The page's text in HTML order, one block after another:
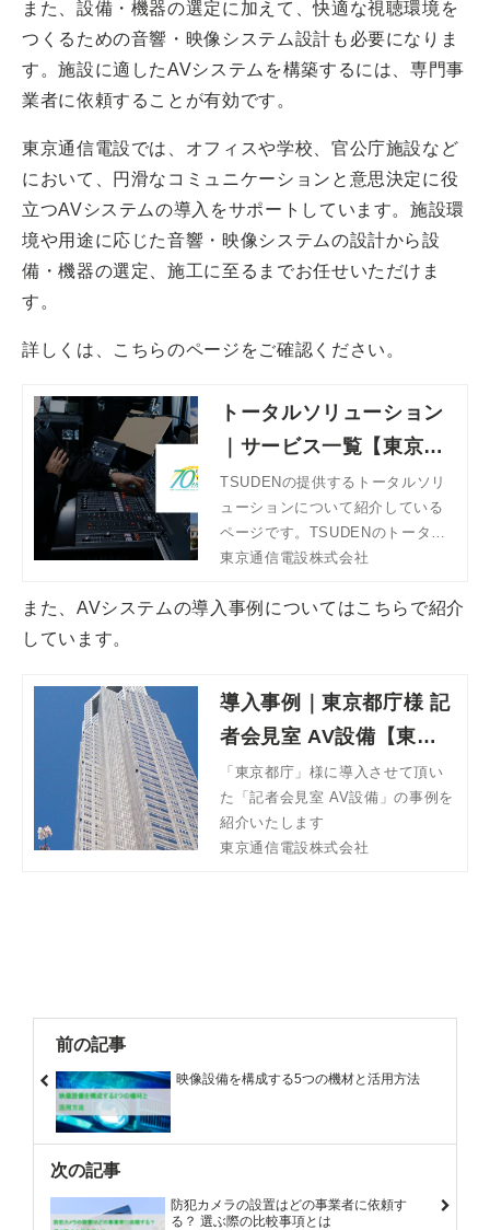
また、設備・機器の選定に加えて、快適な視聴環境を
つくるための音響・映像システム設計も必要になりま
す。施設に適したAVシステムを構築するには、専門事
業者に依頼することが有効です。
東京通信電設では、オフィスや学校、官公庁施設など
において、円滑なコミュニケーションと意思決定に役
立つAVシステムの導入をサポートしています。施設環
境や用途に応じた音響・映像システムの設計から設
備・機器の選定、施工に至るまでお任せいただけま
す。
詳しくは、こちらのページをご確認ください。
トータルソリューション
｜サービス一覧【東京通
信電設株式会社】
TSUDENの提供するトータルソリ
ューションについて紹介している
ページです。TSUDENのトータル
ソリューションは新たな設備の導
のメンテナンスまで、施設の音
東京通信電設株式会社
また、AVシステムの導入事例についてはこちらで紹介
しています。
導入事例｜東京都庁様 記
者会見室 AV設備【東京
通信電設株式会社】
「東京都庁」様に導入させて頂い
た「記者会見室 AV設備」の事例を
紹介いたします
東京通信電設株式会社
前の記事
映像設備を構成する5つの機材と活用方法
次の記事
防犯カメラの設置はどの事業者に依頼す
る？ 選ぶ際の比較事項とは